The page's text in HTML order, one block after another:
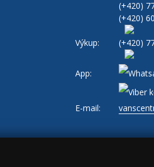
(+420)
(+420)
Výkup: (+420)
App:
E-mail: